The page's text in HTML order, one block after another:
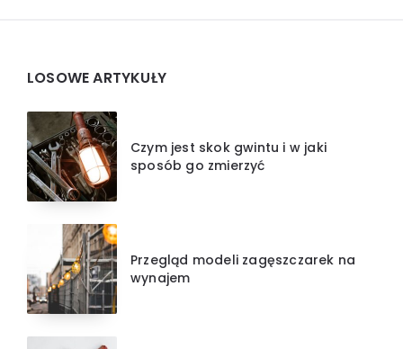
Widgets
LOSOWE ARTYKUŁY
Czym jest skok gwintu i w jaki
sposób go zmierzyć
Przegląd modeli zagęszczarek na
wynajem